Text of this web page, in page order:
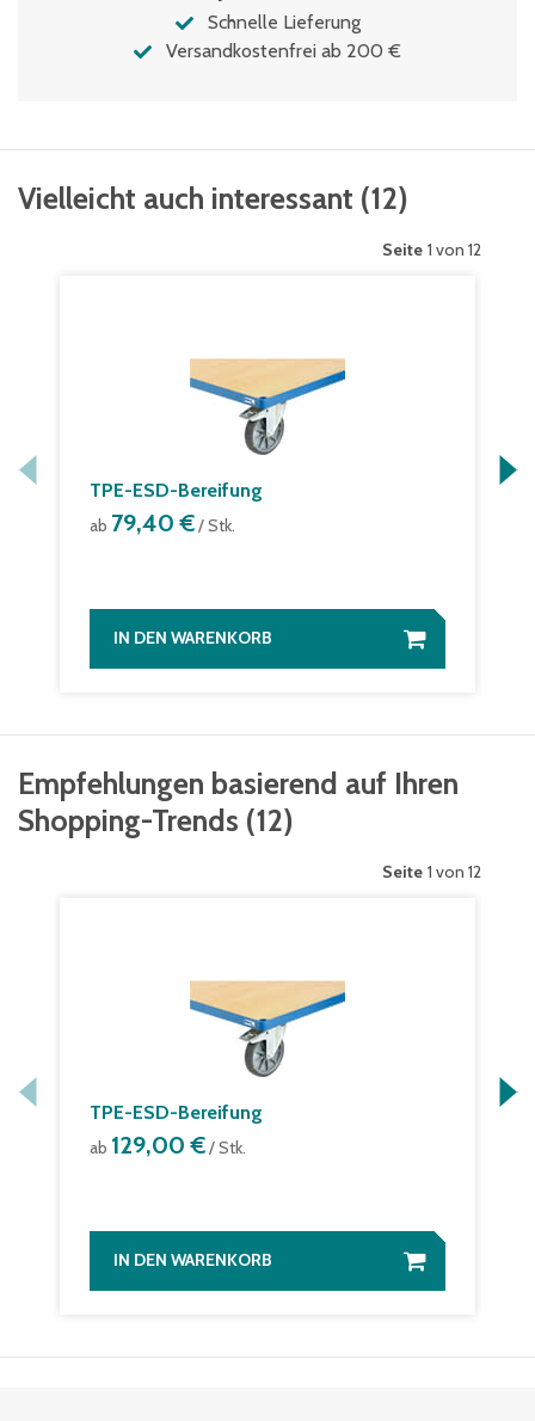
Schnelle Lieferung
Versandkostenfrei ab 200 €
Vielleicht auch interessant (12)
Seite 1 von 12
TPE-ESD-Bereifung
ab 79,40 €/ Stk.
IN DEN WARENKORB
Empfehlungen basierend auf Ihren
Shopping-Trends (12)
Seite 1 von 12
TPE-ESD-Bereifung
ab 129,00 €/ Stk.
IN DEN WARENKORB